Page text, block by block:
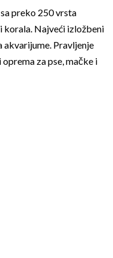
preko 250 vrsta
Najveći izložbeni
akvarijume. Pravljenje
za pse, mačke i